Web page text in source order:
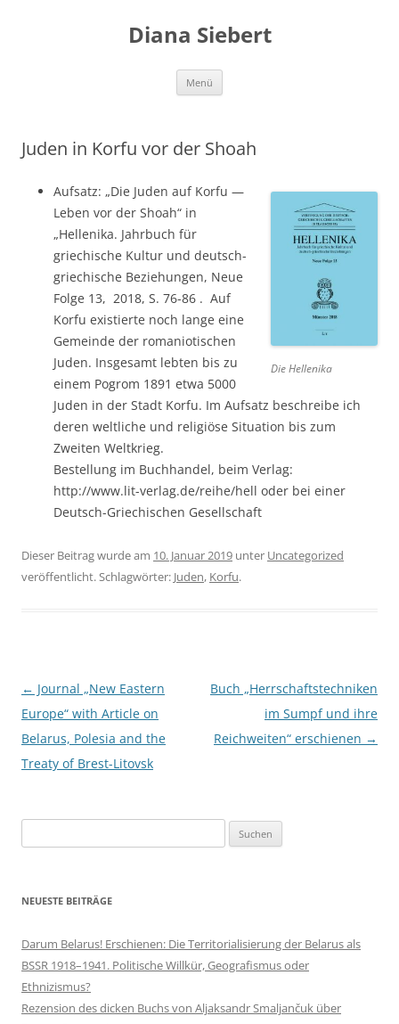
Diana Siebert
Menü
Juden in Korfu vor der Shoah
Die Hellenika
Aufsatz: „Die Juden auf Korfu —
Leben vor der Shoah“ in
„Hellenika. Jahrbuch für
griechische Kultur und deutsch-
griechische Beziehungen, Neue
Folge 13, 2018, S. 76-86 . Auf
Korfu existierte noch lange eine
Gemeinde der romaniotischen
Juden. Insgesamt lebten bis zu
einem Pogrom 1891 etwa 5000
Juden in der Stadt Korfu. Im Aufsatz beschreibe ich
deren weltliche und religiöse Situation bis zum
Zweiten Weltkrieg.
Bestellung im Buchhandel, beim Verlag:
http://www.lit-verlag.de/reihe/hell oder bei einer
Deutsch-Griechischen Gesellschaft
Dieser Beitrag wurde am 10. Januar 2019 unter Uncategorized
veröffentlicht. Schlagwörter: Juden, Korfu.
Beitragsnavigation
← Journal „New Eastern
Europe“ with Article on
Belarus, Polesia and the
Treaty of Brest-Litovsk
Buch „Herrschaftstechniken
im Sumpf und ihre
Reichweiten“ erschienen →
nach:
NEUESTE BEITRÄGE
Darum Belarus! Erschienen: Die Territorialisierung der Belarus als
BSSR 1918–1941. Politische Willkür, Geografismus oder
Ethnizismus?
Rezension des dicken Buchs von Aljaksandr Smaljančuk über